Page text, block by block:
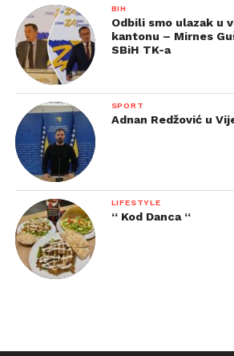
BIH
Odbili smo ulazak u
kantonu – Mirnes
SBiH TK-a
SPORT
Adnan Redžović u
LIFESTYLE
“ Kod Danca “